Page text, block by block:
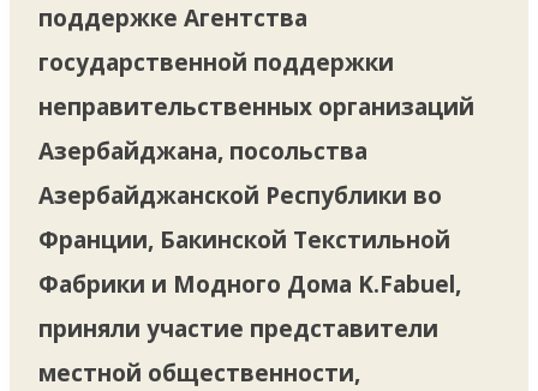
поддержке Агентства
государственной поддержки
неправительственных организаций
Азербайджана, посольства
Азербайджанской Республики во
Франции, Бакинской Текстильной
Фабрики и Модного Дома K.Fabuel,
приняли участие представители
местной общественности,